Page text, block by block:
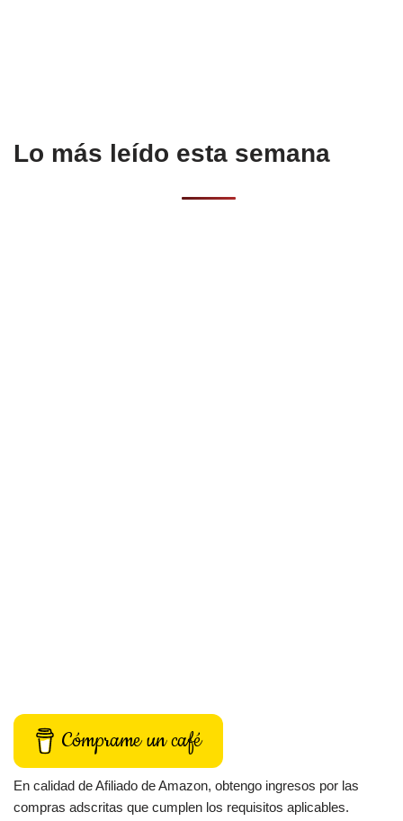
Lo más leído esta semana
Cómprame un café
En calidad de Afiliado de Amazon, obtengo ingresos por las
compras adscritas que cumplen los requisitos aplicables.